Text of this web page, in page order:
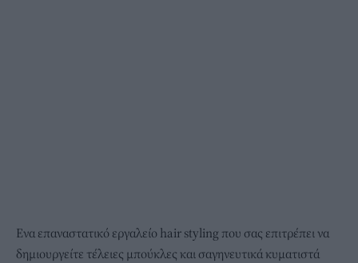
Ενα επαναστατικό εργαλείο hair styling που σας επιτρέπει να
δημιουργείτε τέλειες μπούκλες και σαγηνευτικά κυματιστά